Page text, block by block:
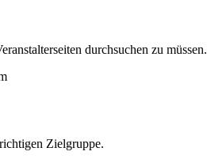
durchsuchen zu müssen.
Zielgruppe.